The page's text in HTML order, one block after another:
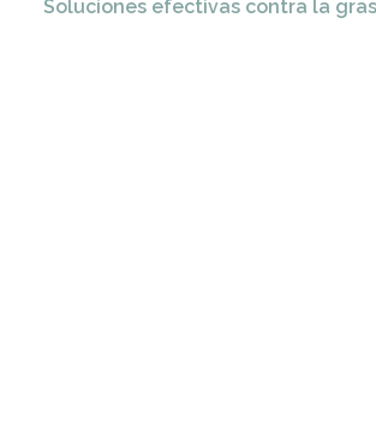
Soluciones efectivas contra la